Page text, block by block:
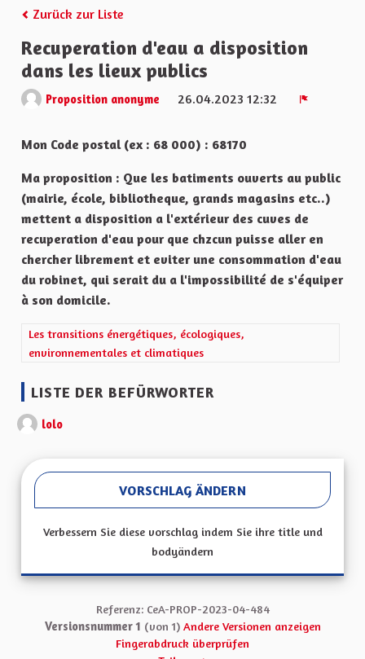
Zurück zur Liste
Recuperation d'eau a disposition
dans les lieux publics
Proposition anonyme
26.04.2023 12:32
Mon Code postal (ex : 68 000) : 68170
Ma proposition : Que les batiments ouverts au public
(mairie, école, bibliotheque, grands magasins etc..)
mettent a disposition a l'extérieur des cuves de
recuperation d'eau pour que chzcun puisse aller en
chercher librement et eviter une consommation d'eau
du robinet, qui serait du a l'impossibilité de s'équiper
à son domicile.
Ergebnisse nach Kategorie filtern: Les transitions énergétiques,
Les transitions énergétiques, écologiques,
environnementales et climatiques
LISTE DER BEFÜRWORTER
lolo
VORSCHLAG ÄNDERN
Verbessern Sie diese vorschlag indem Sie ihre title und
bodyändern
Referenz: CeA-PROP-2023-04-484
Versionsnummer 1 (von 1) Andere Versionen anzeigen
Fingerabdruck überprüfen